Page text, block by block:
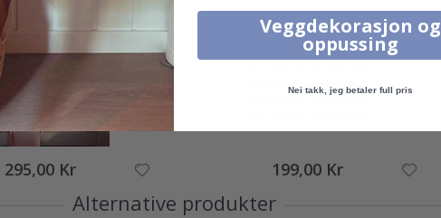
295,00 Kr 199,00 Kr
Alternative produkter
Veggdekorasjon og
oppussing
Nei takk, jeg betaler full pris